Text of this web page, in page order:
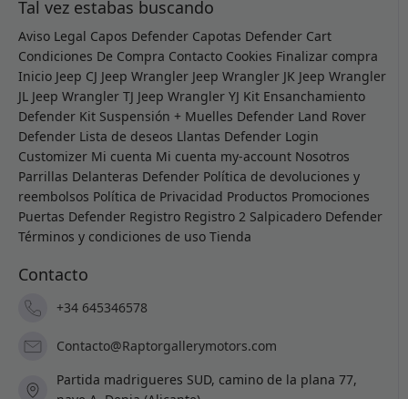
Tal vez estabas buscando
Aviso Legal Capos Defender Capotas Defender Cart
Condiciones De Compra Contacto Cookies Finalizar compra
Inicio Jeep CJ Jeep Wrangler Jeep Wrangler JK Jeep Wrangler
JL Jeep Wrangler TJ Jeep Wrangler YJ Kit Ensanchamiento
Defender Kit Suspensión + Muelles Defender Land Rover
Defender Lista de deseos Llantas Defender Login
Customizer Mi cuenta Mi cuenta my-account Nosotros
Parrillas Delanteras Defender Política de devoluciones y
reembolsos Política de Privacidad Productos Promociones
Puertas Defender Registro Registro 2 Salpicadero Defender
Términos y condiciones de uso Tienda
Contacto
+34 645346578
Contacto@Raptorgallerymotors.com
Partida madrigueres SUD, camino de la plana 77,